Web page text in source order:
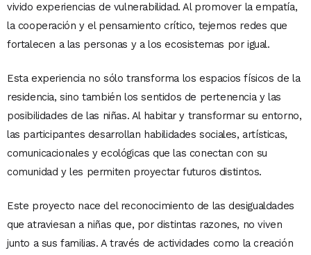
vivido experiencias de vulnerabilidad. Al promover la empatía,
la cooperación y el pensamiento crítico, tejemos redes que
fortalecen a las personas y a los ecosistemas por igual.
Esta experiencia no sólo transforma los espacios físicos de la
residencia, sino también los sentidos de pertenencia y las
posibilidades de las niñas. Al habitar y transformar su entorno,
las participantes desarrollan habilidades sociales, artísticas,
comunicacionales y ecológicas que las conectan con su
comunidad y les permiten proyectar futuros distintos.
Este proyecto nace del reconocimiento de las desigualdades
que atraviesan a niñas que, por distintas razones, no viven
junto a sus familias. A través de actividades como la creación